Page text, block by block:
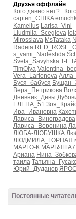
Друзья оффлайн
Кого давно нет?
capten_CHIKA
Kamelius Larisa_Vini
Liudmila_Sceglova
Mirosslava MsTataka
Radeia
s_vami_Nadeshda
Sveta_Savyhska T-L
TimOlya
Vera_Larionova
Буся_бабуся
Вера_Петрикова
Дневник_Девы
ЕЛЕНА_51
Ира_Ивановна
Лариса_Виноградова
Лариса_Воронина
ЛЮБА-ЛЮБУШКА
ЛЮДМИЛА_ГОРНАЯ
МАРГО-К МАРЬЯША7
Ариана
таила
Юрий_Дуданов
Постоянные